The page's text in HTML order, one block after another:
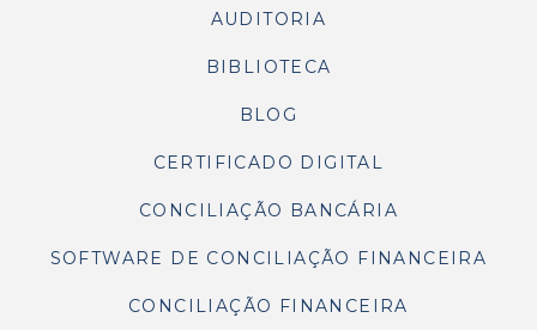
AUDITORIA
BIBLIOTECA
BLOG
CERTIFICADO DIGITAL
CONCILIAÇÃO BANCÁRIA
SOFTWARE DE CONCILIAÇÃO FINANCEIRA
CONCILIAÇÃO FINANCEIRA